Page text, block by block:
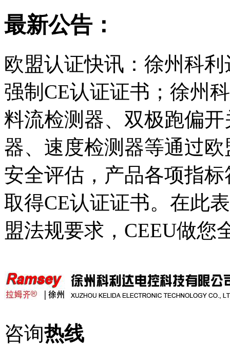
最新公告：
欧盟认证快讯：徐州科
强制CE认证证书；徐州
料流检测器、双极跑偏
器、速度检测器等通过
安全评估，产品各项指
取得CE认证证书。在此
盟法规要求，CEEU做您
咨询热线